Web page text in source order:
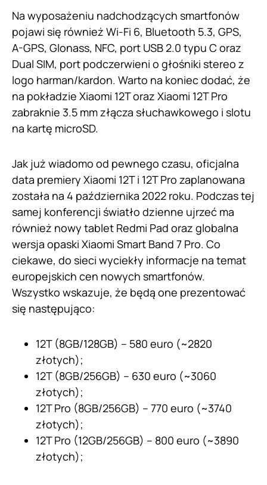
Na wyposażeniu nadchodzących smartfonów
pojawi się również Wi-Fi 6, Bluetooth 5.3, GPS,
A-GPS, Glonass, NFC, port USB 2.0 typu C oraz
Dual SIM, port podczerwieni o głośniki stereo z
logo harman/kardon. Warto na koniec dodać, że
na pokładzie Xiaomi 12T oraz Xiaomi 12T Pro
zabraknie 3.5 mm złącza słuchawkowego i slotu
na kartę microSD.
Jak już wiadomo od pewnego czasu, oficjalna
data premiery Xiaomi 12T i 12T Pro zaplanowana
została na 4 października 2022 roku. Podczas tej
samej konferencji światło dzienne ujrzeć ma
również nowy tablet Redmi Pad oraz globalna
wersja opaski Xiaomi Smart Band 7 Pro. Co
ciekawe, do sieci wyciekły informacje na temat
europejskich cen nowych smartfonów.
Wszystko wskazuje, że będą one prezentować
się następująco:
12T (8GB/128GB) – 580 euro (~2820
złotych);
12T (8GB/256GB) – 630 euro (~3060
złotych);
12T Pro (8GB/256GB) – 770 euro (~3740
złotych);
12T Pro (12GB/256GB) – 800 euro (~3890
złotych);